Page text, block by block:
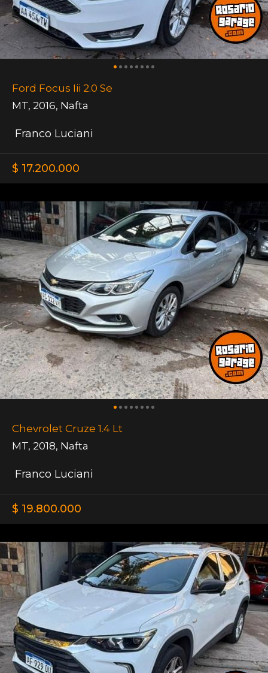
Ford Focus Iii 2.0 Se
MT, 2016, Nafta
Franco Luciani
$ 17.200.000
Chevrolet Cruze 1.4 Lt
MT, 2018, Nafta
Franco Luciani
$ 19.800.000